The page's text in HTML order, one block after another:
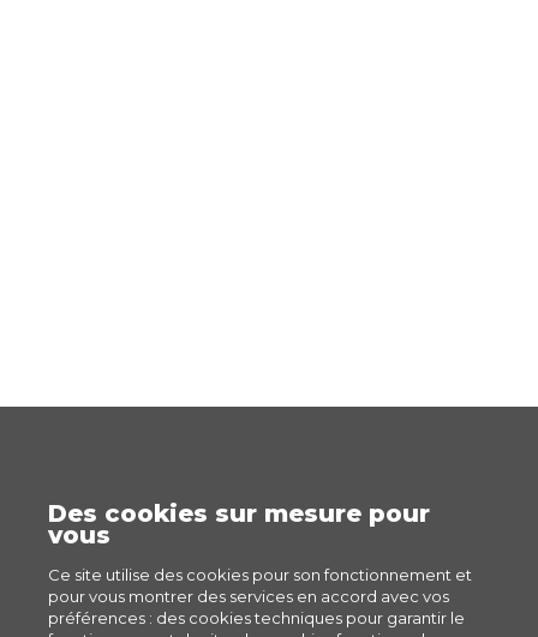
Des cookies sur mesure pour
vous
Ce site utilise des cookies pour son fonctionnement et
pour vous montrer des services en accord avec vos
préférences : des cookies techniques pour garantir le